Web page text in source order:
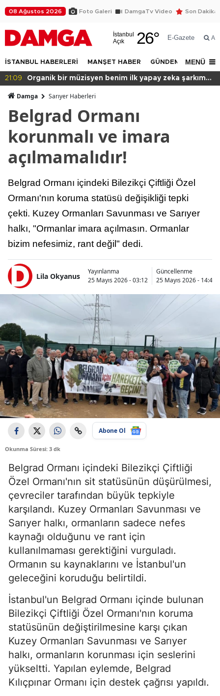
08 Ağustos 2026 Foto Galeri DamgaTv Video Son Dakika
İstanbul
Açık
26° E-Gazete Ara
İSTANBUL HABERLERİ MANŞET HABER GÜNDEM DÜNYA
MENÜ
şarkım 20:49 Başkan var binası yok!
Damga Sarıyer Haberleri
Belgrad Ormanı
korunmalı ve imara
açılmamalıdır!
Belgrad Ormanı içindeki Bilezikçi Çiftliği Özel
Ormanı'nın koruma statüsü değişikliği tepki
çekti. Kuzey Ormanları Savunması ve Sarıyer
halkı, "Ormanlar imara açılmasın. Ormanlar
bizim nefesimiz, rant değil" dedi.
Lila Okyanus
Yayınlanma
25 Mayıs 2026 - 03:12
Güncellenme
25 Mayıs 2026 - 14:46
Abone Ol
Okunma Süresi: 3 dk
Belgrad Ormanı içindeki Bilezikçi Çiftliği
Özel Ormanı'nın sit statüsünün düşürülmesi,
çevreciler tarafından büyük tepkiyle
karşılandı. Kuzey Ormanları Savunması ve
Sarıyer halkı, ormanların sadece nefes
kaynağı olduğunu ve rant için
kullanılmaması gerektiğini vurguladı.
Ormanın su kaynaklarını ve İstanbul'un
geleceğini koruduğu belirtildi.
İstanbul'un Belgrad Ormanı içinde bulunan
Bilezikçi Çiftliği Özel Ormanı'nın koruma
statüsünün değiştirilmesine karşı çıkan
Kuzey Ormanları Savunması ve Sarıyer
halkı, ormanların korunması için seslerini
yükseltti. Yapılan eylemde, Belgrad
Kılıçpınar Ormanı için destek çağrısı yapıldı.